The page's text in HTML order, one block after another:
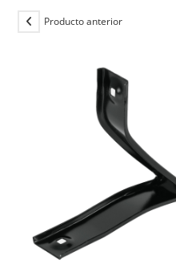
Producto anterior